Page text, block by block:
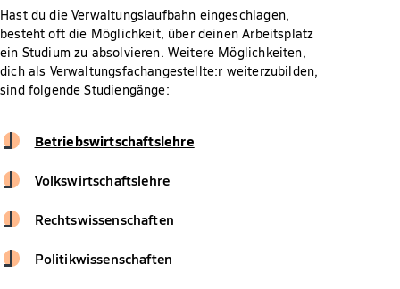
Hast du die Verwaltungslaufbahn eingeschlagen,
besteht oft die Möglichkeit, über deinen Arbeitsplatz
ein Studium zu absolvieren. Weitere Möglichkeiten,
dich als Verwaltungsfachangestellte:r weiterzubilden,
sind folgende Studiengänge:
Betriebswirtschaftslehre
Volkswirtschaftslehre
Rechtswissenschaften
Politikwissenschaften